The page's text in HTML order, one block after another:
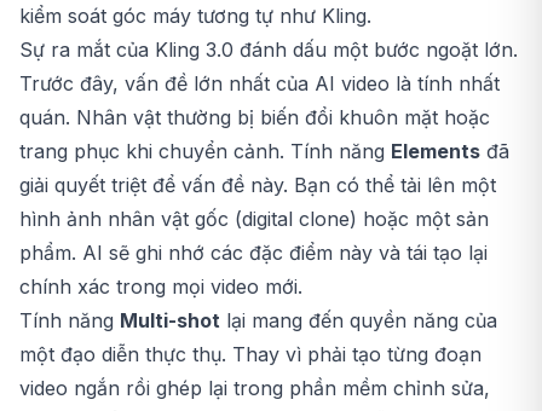
kiểm soát góc máy tương tự như Kling.
Sự ra mắt của Kling 3.0 đánh dấu một bước ngoặt lớn.
Trước đây, vấn đề lớn nhất của AI video là tính nhất
quán. Nhân vật thường bị biến đổi khuôn mặt hoặc
trang phục khi chuyển cảnh. Tính năng Elements đã
giải quyết triệt để vấn đề này. Bạn có thể tải lên một
hình ảnh nhân vật gốc (digital clone) hoặc một sản
phẩm. AI sẽ ghi nhớ các đặc điểm này và tái tạo lại
chính xác trong mọi video mới.
Tính năng Multi-shot lại mang đến quyền năng của
một đạo diễn thực thụ. Thay vì phải tạo từng đoạn
video ngắn rồi ghép lại trong phần mềm chỉnh sửa,